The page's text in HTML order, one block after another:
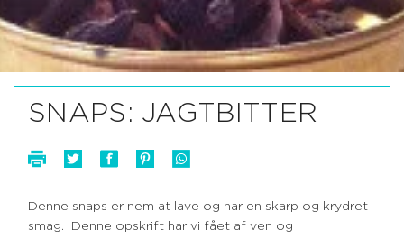
SNAPS: JAGTBITTER
Denne snaps er nem at lave og har en skarp og krydret
smag. Denne opskrift har vi fået af ven og